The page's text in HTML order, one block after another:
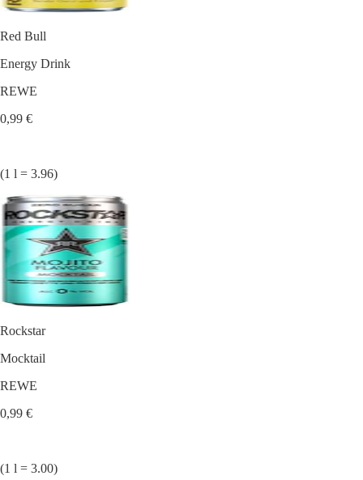
Red Bull
Energy Drink
REWE
0,99 €
(1 l = 3.96)
Rockstar
Mocktail
REWE
0,99 €
(1 l = 3.00)